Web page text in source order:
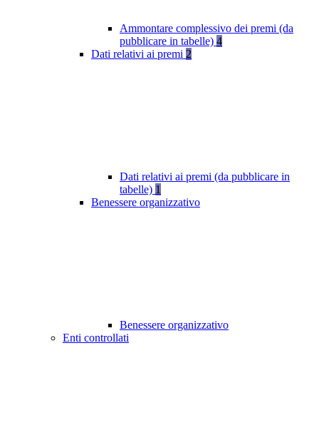
Ammontare complessivo dei premi (da
pubblicare in tabelle) 4
Dati relativi ai premi 2
Dati relativi ai premi (da pubblicare in
tabelle) 1
Benessere organizzativo
Benessere organizzativo
Enti controllati